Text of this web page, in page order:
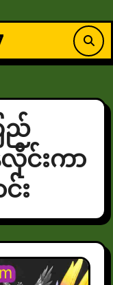
ည်
င်းကာ
း